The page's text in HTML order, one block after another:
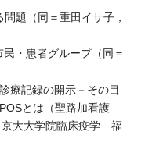
題（同＝重田イサ子，
・患者グループ（同＝
療記録の開示－その目
とは（聖路加看護
大大学院臨床疫学 福